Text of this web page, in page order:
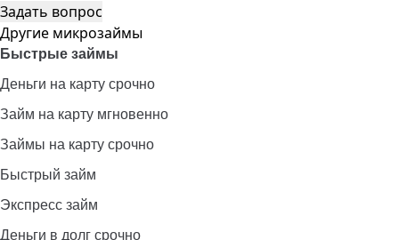
Задать вопрос
Другие микрозаймы
Быстрые займы
Деньги на карту срочно
Займ на карту мгновенно
Займы на карту срочно
Быстрый займ
Экспресс займ
Деньги в долг срочно